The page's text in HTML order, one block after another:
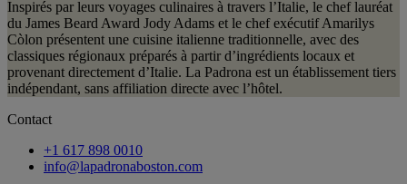
Inspirés par leurs voyages culinaires à travers l’Italie, le chef lauréat
du James Beard Award Jody Adams et le chef exécutif Amarilys
Còlon présentent une cuisine italienne traditionnelle, avec des
classiques régionaux préparés à partir d’ingrédients locaux et
provenant directement d’Italie. La Padrona est un établissement tiers
indépendant, sans affiliation directe avec l’hôtel.
Contact
+1 617 898 0010
info@lapadronaboston.com